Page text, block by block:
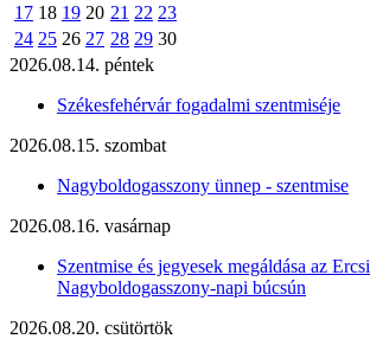
17 18 19 20 21 22 23
24 25 26 27 28 29 30
2026.08.14. péntek
Székesfehérvár fogadalmi szentmiséje
2026.08.15. szombat
Nagyboldogasszony ünnep - szentmise
2026.08.16. vasárnap
Szentmise és jegyesek megáldása az Ercsi
Nagyboldogasszony-napi búcsún
2026.08.20. csütörtök